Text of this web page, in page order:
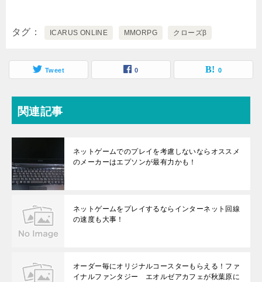
タグ ICARUS ONLINE MMORPG クローズβ
Tweet 0 0
関連記事
ネットゲームでのプレイを考慮しないならオススメ
のメーカーはエプソンが最有力かも！
ネットゲームをプレイするならインターネット回線
の速度も大事！
オーダー毎にオリジナルコースターもらえる！ファ
イナルファンタジー エオルゼアカフェが秋葉原に